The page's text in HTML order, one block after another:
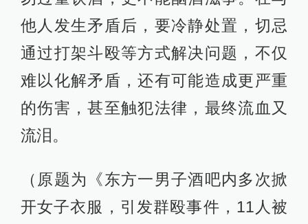
他人发生矛盾后，要冷静处置，切忌
通过打架斗殴等方式解决问题，不仅
难以化解矛盾，还有可能造成更严重
的伤害，甚至触犯法律，最终流血又
流泪。
（原题为《东方一男子酒吧内多次掀
开女子衣服，引发群殴事件，11人被